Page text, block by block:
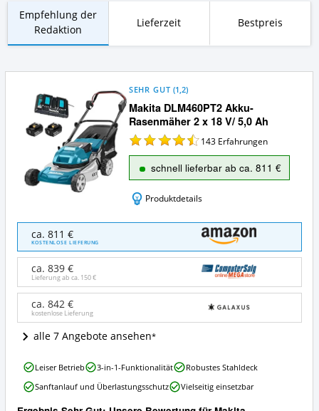
Empfehlung der
Redaktion
Lieferzeit Bestpreis
Makita DLM460PT2 Akku-
Rasenmäher 2 x 18 V/ 5,0 Ah
SEHR GUT (1,2)
143 Erfahrungen
schnell lieferbar ab ca. 811 €
Produktdetails
Makita
DLM460PT2
Akku-
Rasenmäher
x
5,0
Ah
Wo
ist
dieser
Akku-
ca. 811 €
KOSTENLOSE LIEFERUNG
ca. 839 €
Lieferung ab ca. 150 €
ca. 842 €
kostenlose Lieferung
alle 7 Angebote ansehen
Makita
DLM460PT2
Akku-
Leiser Betrieb 3-in-1-Funktionalität
Robustes Stahldeck
Sanftanlauf und Überlastungsschutz
Vielseitig einsetzbar